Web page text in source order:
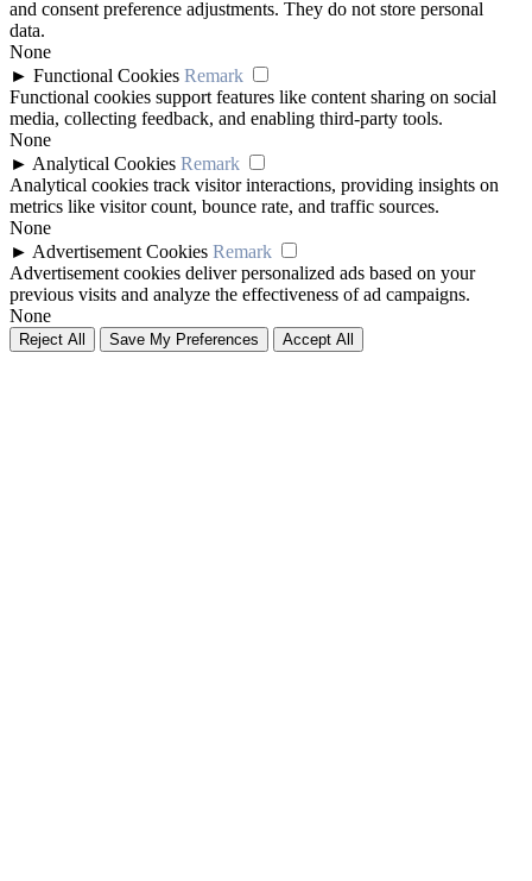
and consent preference adjustments. They do not store personal
data.
None
► Functional Cookies Remark
Functional cookies support features like content sharing on social
media, collecting feedback, and enabling third-party tools.
None
► Analytical Cookies Remark
Analytical cookies track visitor interactions, providing insights on
metrics like visitor count, bounce rate, and traffic sources.
None
► Advertisement Cookies Remark
Advertisement cookies deliver personalized ads based on your
previous visits and analyze the effectiveness of ad campaigns.
None
Reject All Save My Preferences Accept All